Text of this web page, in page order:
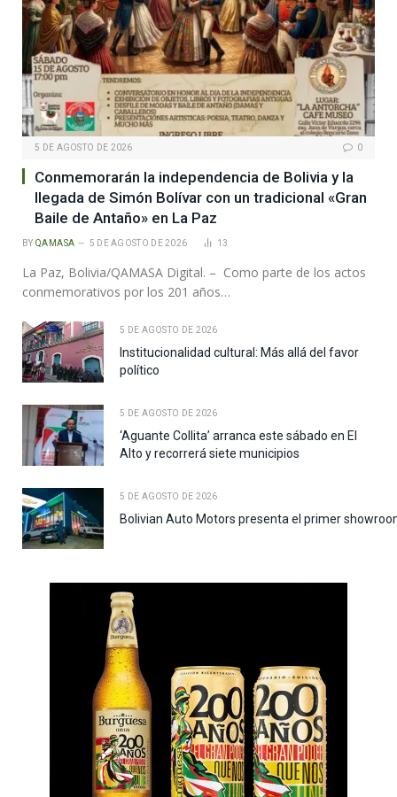
5 DE AGOSTO DE 2026 0
Conmemorarán la independencia de Bolivia y la
llegada de Simón Bolívar con un tradicional «Gran
Baile de Antaño» en La Paz
BY QAMASA 5 DE AGOSTO DE 2026 13
La Paz, Bolivia/QAMASA Digital. – Como parte de los actos
conmemorativos por los 201 años…
5 DE AGOSTO DE 2026
Institucionalidad cultural: Más allá del favor
político
5 DE AGOSTO DE 2026
‘Aguante Collita’ arranca este sábado en El
Alto y recorrerá siete municipios
5 DE AGOSTO DE 2026
Bolivian Auto Motors presenta el primer